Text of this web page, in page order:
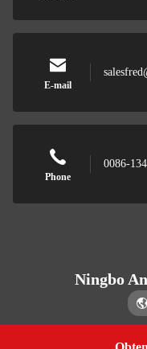
E-mail
Phone
0086-
Ningbo